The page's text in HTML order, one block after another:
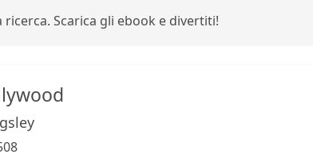
Scarica gli ebook e divertiti!